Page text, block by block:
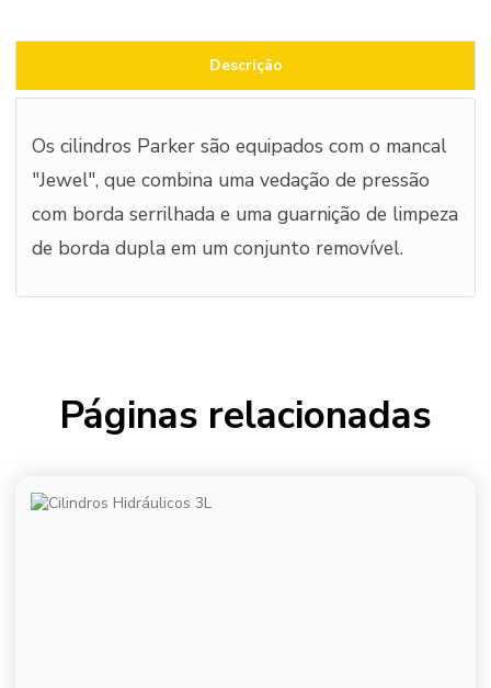
Descrição
Os cilindros Parker são equipados com o mancal
"Jewel", que combina uma vedação de pressão
com borda serrilhada e uma guarnição de limpeza
de borda dupla em um conjunto removível.
Páginas relacionadas